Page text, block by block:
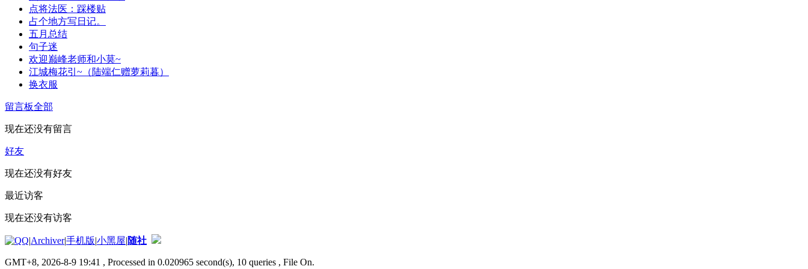
点将法医：踩楼贴
占个地方写日记。
五月总结
句子迷
欢迎巅峰老师和小莫~
江城梅花引~（陆端仁赠萝莉暮）
换衣服
留言板全部
现在还没有留言
好友
现在还没有好友
最近访客
现在还没有访客
|Archiver|手机版|小黑屋|随社
GMT+8, 2026-8-9 19:41 , Processed in 0.020965 second(s), 10 queries , File On.